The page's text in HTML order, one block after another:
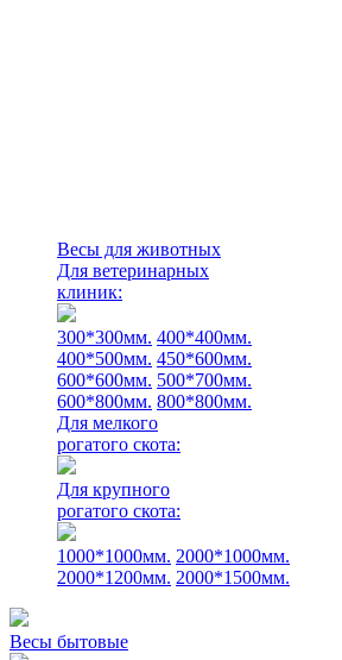
Весы для животных
Для ветеринарных
клиник:
300*300мм. 400*400мм.
400*500мм. 450*600мм.
600*600мм. 500*700мм.
600*800мм. 800*800мм.
Для мелкого
рогатого скота:
Для крупного
рогатого скота:
1000*1000мм. 2000*1000мм.
2000*1200мм. 2000*1500мм.
Весы бытовые